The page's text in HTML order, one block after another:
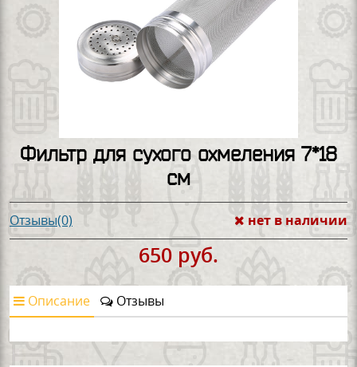
Фильтр для сухого охмеления 7*18
см
Отзывы(0) нет в наличии
650 руб.
Описание Отзывы